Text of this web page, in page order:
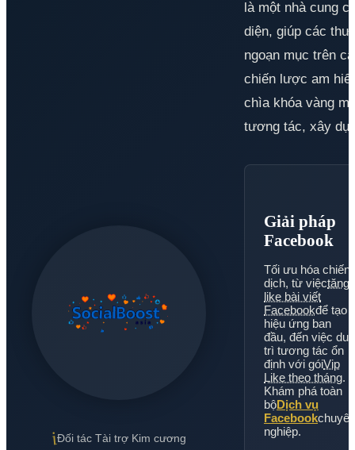
iĐối tác Tài trợ Kim cương
là một nhà cung
diện, giúp các
ngoạn mục trên
chiến lược am
chìa khóa vàng
tương tác, xây
Giải pháp
Facebook
Tối ưu hóa chiến
dịch, từ việctăng
like bài viết
Facebookđể tạo
hiệu ứng ban
đầu, đến việc duy
trì tương tác ổn
định với góiVip
Like theo tháng.
Khám phá toàn
bộDịch vụ
Facebookchuyên
nghiệp.